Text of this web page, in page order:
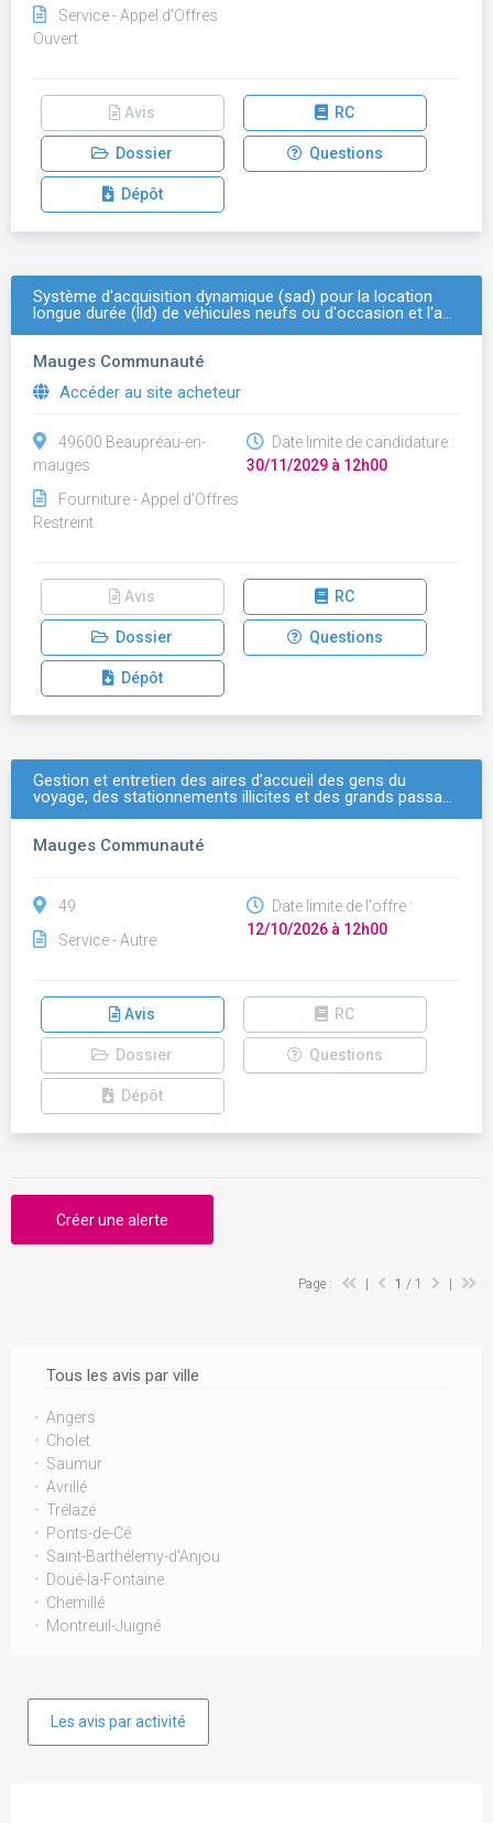
Tous les avis par ville
Angers
Cholet
Saumur
Avrillé
Trélazé
Ponts-de-Cé
Saint-Barthélemy-d'Anjou
Doué-la-Fontaine
Chemillé
Montreuil-Juigné
Les avis par activité
Service - Appel d'Offres
Ouvert
Avis RC
Dossier Questions
Dépôt
Système d'acquisition dynamique (sad) pour la location
longue durée (lld) de véhicules neufs ou d'occasion et l'a…
Mauges Communauté
Accéder au site acheteur
49600 Beaupréau-en-
mauges
Fourniture - Appel d'Offres
Restreint
Date limite de candidature :
30/11/2029 à 12h00
Avis RC
Dossier Questions
Dépôt
Gestion et entretien des aires d’accueil des gens du
voyage, des stationnements illicites et des grands passa…
Mauges Communauté
49
Service - Autre
Date limite de l'offre :
12/10/2026 à 12h00
Avis RC
Dossier Questions
Dépôt
Créer une alerte
Page : 1 / 1